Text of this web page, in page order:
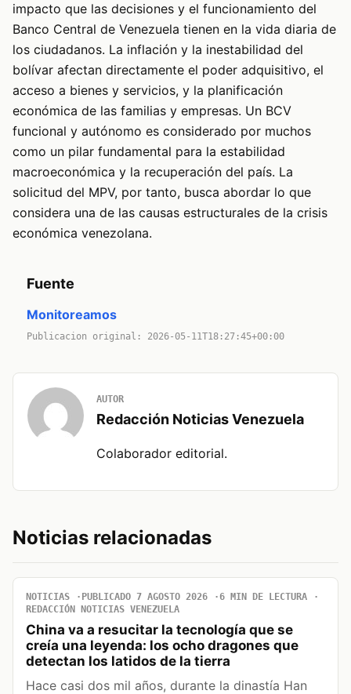
impacto que las decisiones y el funcionamiento del
Banco Central de Venezuela tienen en la vida diaria de
los ciudadanos. La inflación y la inestabilidad del
bolívar afectan directamente el poder adquisitivo, el
acceso a bienes y servicios, y la planificación
económica de las familias y empresas. Un BCV
funcional y autónomo es considerado por muchos
como un pilar fundamental para la estabilidad
macroeconómica y la recuperación del país. La
solicitud del MPV, por tanto, busca abordar lo que
considera una de las causas estructurales de la crisis
económica venezolana.
Fuente
Monitoreamos
Publicacion original: 2026-05-11T18:27:45+00:00
AUTOR
Redacción Noticias Venezuela
Colaborador editorial.
Noticias relacionadas
NOTICIAS PUBLICADO 7 AGOSTO 2026
6 MIN DE LECTURA
REDACCIÓN NOTICIAS VENEZUELA
China va a resucitar la tecnología que se
creía una leyenda: los ocho dragones que
detectan los latidos de la tierra
Hace casi dos mil años, durante la dinastía Han